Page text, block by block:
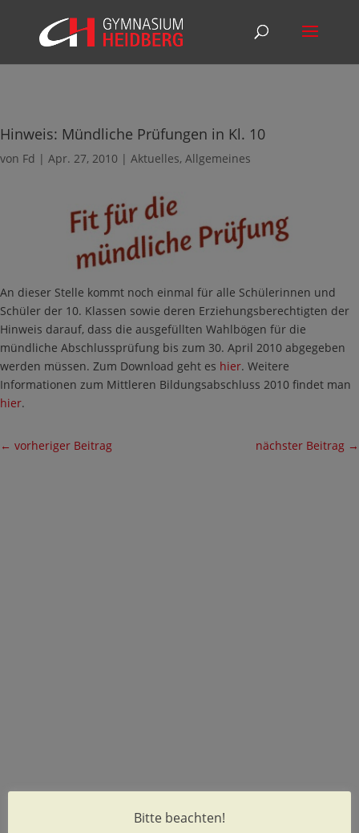
Hinweis: Mündliche Prüfungen in Kl. 10
von Fd | Apr. 27, 2010 | Aktuelles, Allgemeines
An dieser Stelle kommt noch einmal für alle Schülerinnen und
Schüler der 10. Klassen sowie deren Erziehungsberechtigten der
Hinweis darauf, dass die ausgefüllten Wahlbögen für die
mündliche Abschlussprüfung bis zum 30. April 2010 abgegeben
werden müssen. Zum Download geht es hier. Weitere
Informationen zum Mittleren Bildungsabschluss 2010 findet man
hier.
← vorheriger Beitrag nächster Beitrag →
Bitte beachten!